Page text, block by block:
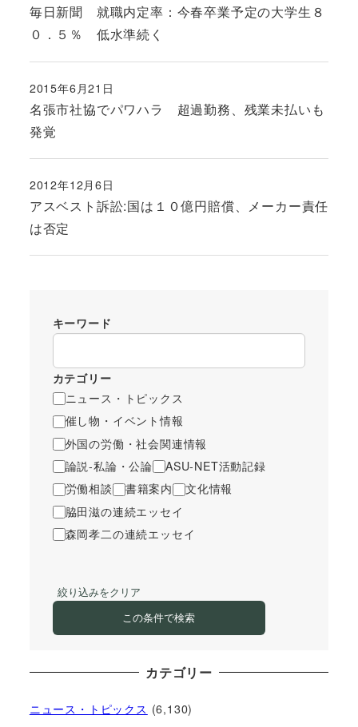
毎日新聞 就職内定率：今春卒業予定の大学生８
０．５％ 低水準続く
名張市社協でパワハラ 超過勤務、残業未払いも
発覚
投稿日
2015年6月21日
アスベスト訴訟:国は１０億円賠償、メーカー責任
は否定
投稿日
2012年12月6日
キーワード
カテゴリー
ニュース・トピックス
催し物・イベント情報
外国の労働・社会関連情報
論説-私論・公論
ASU-NET活動記録
労働相談
書籍案内
文化情報
脇田滋の連続エッセイ
森岡孝二の連続エッセイ
絞り込みをクリア
この条件で検索
カテゴリー
ニュース・トピックス (6,130)